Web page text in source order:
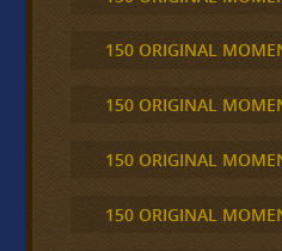
150 ORIGINAL
150 ORIGINAL
150 ORIGINAL
150 ORIGINAL